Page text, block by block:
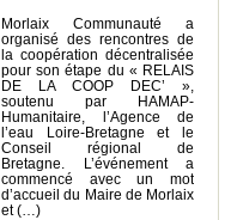
Morlaix Communauté a
organisé des rencontres de
la coopération décentralisée
pour son étape du « RELAIS
DE LA COOP DEC’ »,
soutenu par HAMAP-
Humanitaire, l’Agence de
l’eau Loire-Bretagne et le
Conseil régional de
Bretagne. L’événement a
commencé avec un mot
d’accueil du Maire de Morlaix
et (…)